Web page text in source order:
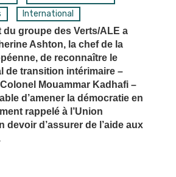
International
du groupe des Verts/ALE a
Ashton, la chef de la
de reconnaître le
de transition intérimaire –
Mouammar Kadhafi –
d’amener la démocratie en
rappelé à l’Union
devoir d’assurer de l’aide aux